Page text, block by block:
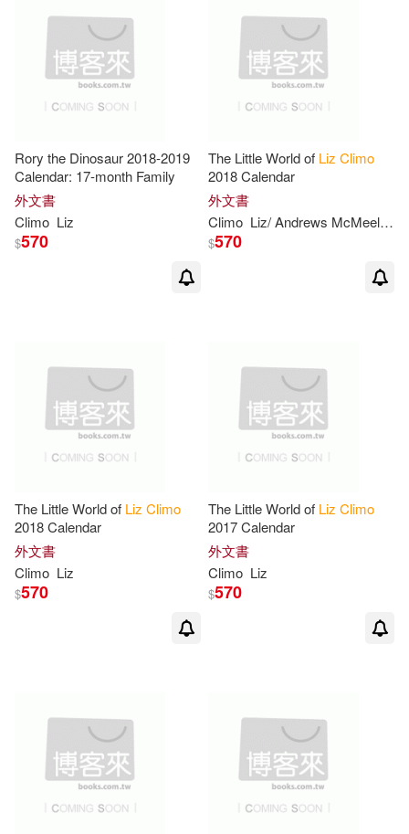
Rory the Dinosaur 2018-2019
Calendar: 17-month Family
外文書
Climo Liz
$570
The Little World of Liz Climo
2018 Calendar
外文書
Climo Liz/ Andrews McMeel Publishing (COR)
$570
The Little World of Liz Climo
2018 Calendar
外文書
Climo Liz
$570
The Little World of Liz Climo
2017 Calendar
外文書
Climo Liz
$570